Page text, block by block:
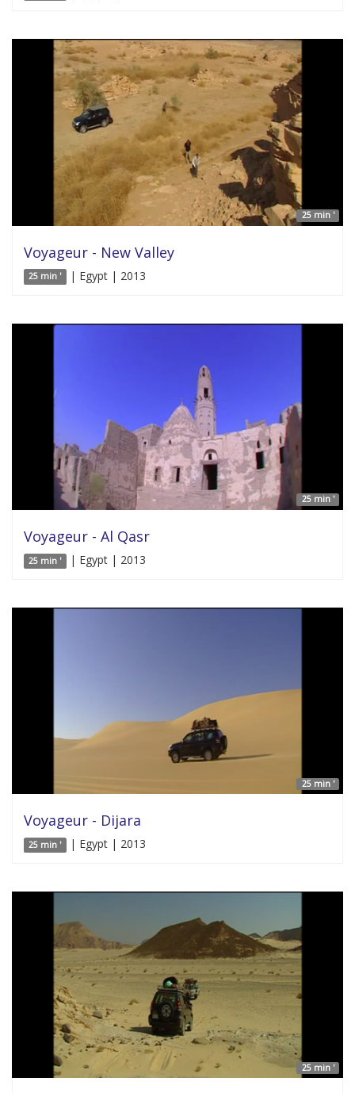
25 min '
Voyageur - New Valley
25 min ' | Egypt | 2013
25 min '
Voyageur - Al Qasr
25 min ' | Egypt | 2013
25 min '
Voyageur - Dijara
25 min ' | Egypt | 2013
25 min '